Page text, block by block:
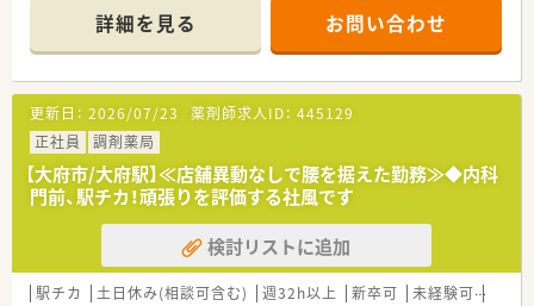
■代表取締役も薬剤師です。
今でも社長業の傍ら現場にも出て、常に現場目線を大切にされて
いらっしゃいます。
■門前のドクターとの関係も良好で合同での勉強会も実施して
います。
■従業員が働きやすい環境を整備しています。ワークライフバ
ランスを大切にしたい方にもお勧めです。
■会社全体で在宅医療に積極的に取り組んでいます。未経験の
方でもしっかり教育いただける環境が整っています。
■従業員からの意見を大切にしており、ご経験の有無やご年齢を
問わず1人1人の意見に耳を傾けています。
■店舗間の距離は車で30分程度になりますので急なお休みの際
のフォローなども体制が整っています。
詳細を見る お問い合わせ
更新日： 2026/07/23 薬剤師求人ID： 445129
正社員
調剤薬局
【大府市/大府駅】≪店舗異動なしで腰を据えた勤務≫◆内科
門前、駅チカ！頑張りを評価する社風です
検討リストに追加
駅チカ 土日休み(相談可含む) 週32h以上 新卒可 未経験可